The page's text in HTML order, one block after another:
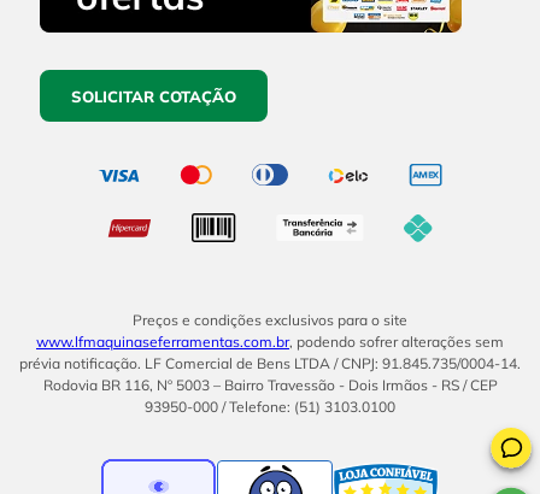
SOLICITAR COTAÇÃO
Preços e condições exclusivos para o site
www.lfmaquinaseferramentas.com.br, podendo sofrer alterações sem
prévia notificação. LF Comercial de Bens LTDA / CNPJ: 91.845.735/0004-14.
Rodovia BR 116, Nº 5003 – Bairro Travessão - Dois Irmãos - RS / CEP
93950-000 / Telefone: (51) 3103.0100